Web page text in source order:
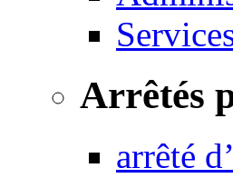
Arrêtés
arrêté